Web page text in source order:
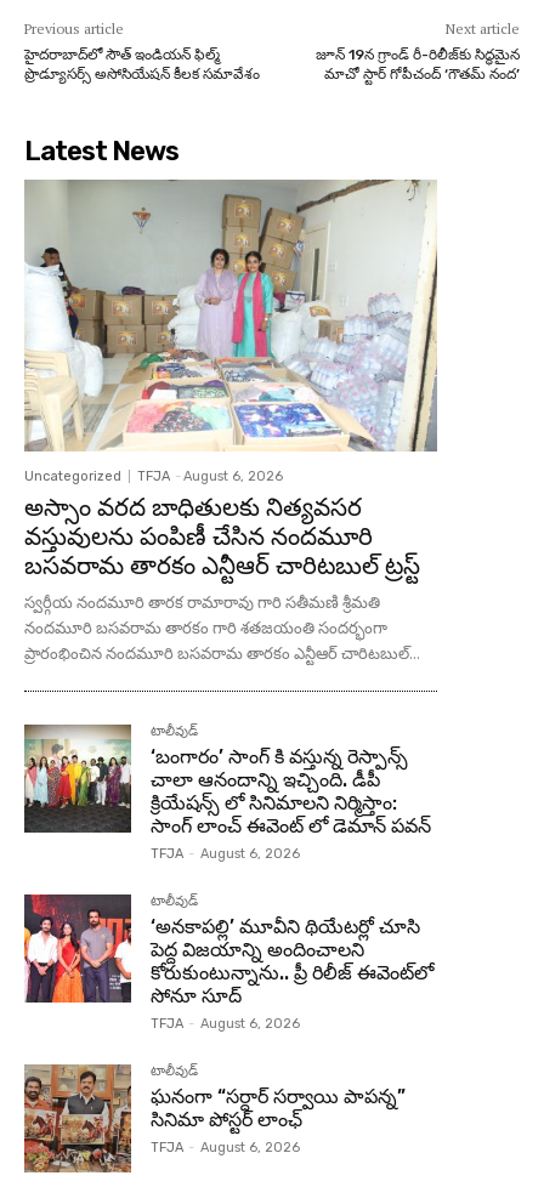
Previous article
హైదరాబాద్‌లో సౌత్ ఇండియన్ ఫిల్మ్
ప్రొడ్యూసర్స్ అసోసియేషన్ కీలక సమావేశం
Next article
జూన్ 19న గ్రాండ్ రీ-రిలీజ్‌కు సిద్ధమైన
మాచో స్టార్ గోపీచంద్ ‘గౌతమ్ నంద’
Latest News
Uncategorized TFJA - August 6, 2026
అస్సాం వరద బాధితులకు నిత్యవసర
వస్తువులను పంపిణీ చేసిన నందమూరి
బసవరామ తారకం ఎన్టీఆర్ చారిటబుల్ ట్రస్ట్
స్వర్గీయ నందమూరి తారక రామారావు గారి సతీమణి శ్రీమతి
నందమూరి బసవరామ తారకం గారి శతజయంతి సందర్భంగా
ప్రారంభించిన నందమూరి బసవరామ తారకం ఎన్టీఆర్ చారిటబుల్...
టాలీవుడ్
‘బంగారం’ సాంగ్ కి వస్తున్న రెస్పాన్స్
చాలా ఆనందాన్ని ఇచ్చింది. డీపీ
క్రియేషన్స్ లో సినిమాలని నిర్మిస్తాం:
సాంగ్ లాంచ్ ఈవెంట్ లో డెమాన్ పవన్
TFJA - August 6, 2026
టాలీవుడ్
‘అనకాపల్లి’ మూవీని థియేటర్లో చూసి
పెద్ద విజయాన్ని అందించాలని
కోరుకుంటున్నాను.. ప్రీ రిలీజ్ ఈవెంట్‌లో
సోనూ సూద్
TFJA - August 6, 2026
టాలీవుడ్
ఘనంగా “సర్దార్ సర్వాయి పాపన్న”
సినిమా పోస్టర్ లాంఛ్
TFJA - August 6, 2026